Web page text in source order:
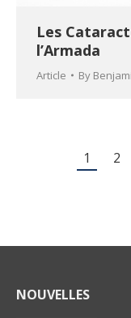
Les
l’Armada
Article By
1 2
NOUVELLES